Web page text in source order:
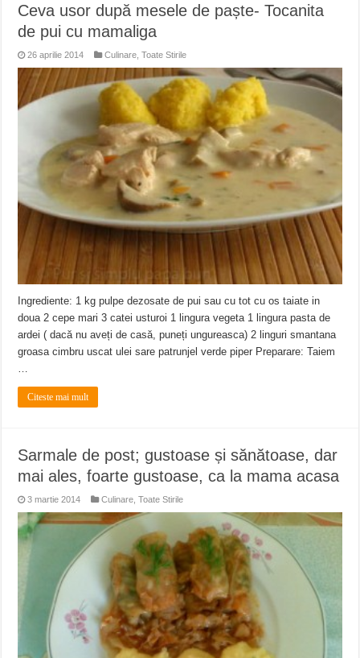
Ceva usor după mesele de paște- Tocanita
de pui cu mamaliga
26 aprilie 2014 Culinare ,Toate Stirile
Ingrediente: 1 kg pulpe dezosate de pui sau cu tot cu os taiate in
doua 2 cepe mari 3 catei usturoi 1 lingura vegeta 1 lingura pasta de
ardei ( dacă nu aveți de casă, puneți ungureasca) 2 linguri smantana
groasa cimbru uscat ulei sare patrunjel verde piper Preparare: Taiem
Citeste mai mult
Sarmale de post; gustoase și sănătoase, dar
mai ales, foarte gustoase, ca la mama acasa
3 martie 2014 Culinare ,Toate Stirile